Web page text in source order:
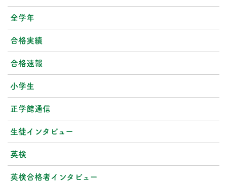
全学年
合格実績
合格速報
小学生
正学館通信
生徒インタビュー
英検
英検合格者インタビュー